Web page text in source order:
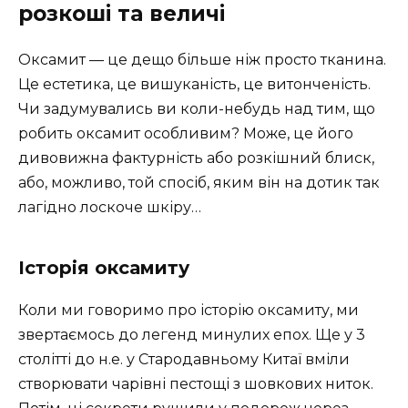
розкоші та величі
Оксамит — це дещо більше ніж просто тканина.
Це естетика, це вишуканість, це витонченість.
Чи задумувались ви коли-небудь над тим, що
робить оксамит особливим? Може, це його
дивовижна фактурність або розкішний блиск,
або, можливо, той спосіб, яким він на дотик так
лагідно лоскоче шкіру…
Історія оксамиту
Коли ми говоримо про історію оксамиту, ми
звертаємось до легенд минулих епох. Ще у 3
столітті до н.е. у Стародавньому Китаї вміли
створювати чарівні пестощі з шовкових ниток.